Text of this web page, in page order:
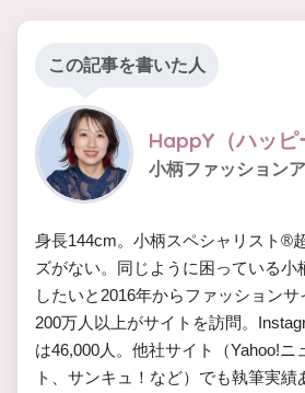
この記事を書いた人
HappY（ハッピ
小柄ファッション
身長144cm。小柄スペシャリスト®︎
ズがない。同じように困っている小
したいと2016年からファッション
200万人以上がサイトを訪問。
は46,000人。他社サイト（Yahoo!ニ
ト、サンキュ！など）でも執筆実績